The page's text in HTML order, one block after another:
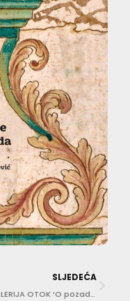
SLJEDEĆA
GALERIJA OTOK ‘O pozadinama i prazninama’ izložba Igora Eškinje